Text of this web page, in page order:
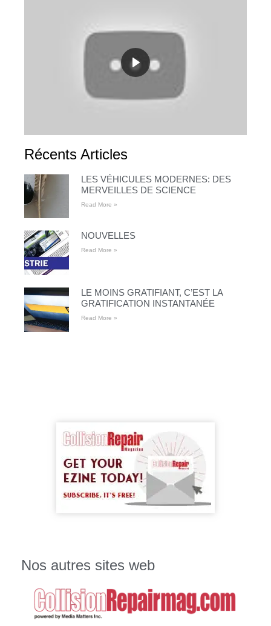
Récents Articles
LES VÉHICULES MODERNES: DES
MERVEILLES DE SCIENCE
Read More »
NOUVELLES
Read More »
LE MOINS GRATIFIANT, C’EST LA
GRATIFICATION INSTANTANÉE
Read More »
Nos autres sites web